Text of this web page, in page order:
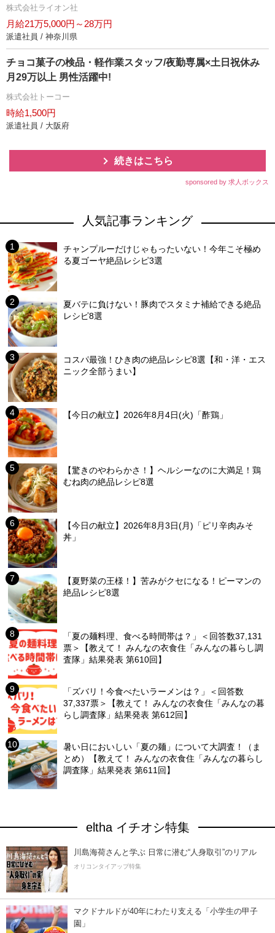
株式会社ライオン社
月給21万5,000円～28万円
派遣社員 / 神奈川県
チョコ菓子の検品・軽作業スタッフ/夜勤専属×土日祝休み
月29万以上 男性活躍中!
株式会社トーコー
時給1,500円
派遣社員 / 大阪府
続きはこちら
sponsored by 求人ボックス
人気記事ランキング
チャンプルーだけじゃもったいない！今年こそ極め
る夏ゴーヤ絶品レシピ3選
夏バテに負けない！豚肉でスタミナ補給できる絶品
レシピ8選
コスパ最強！ひき肉の絶品レシピ8選【和・洋・エス
ニック全部うまい】
【今日の献立】2026年8月4日(火)「酢鶏」
【驚きのやわらかさ！】ヘルシーなのに大満足！鶏
むね肉の絶品レシピ8選
【今日の献立】2026年8月3日(月)「ピリ辛肉みそ
丼」
【夏野菜の王様！】苦みがクセになる！ピーマンの
絶品レシピ8選
「夏の麺料理、食べる時間帯は？」＜回答数37,131
票＞【教えて！ みんなの衣食住「みんなの暮らし調
査隊」結果発表 第610回】
「ズバリ！今食べたいラーメンは？」＜回答数
37,337票＞【教えて！ みんなの衣食住「みんなの暮
らし調査隊」結果発表 第612回】
暑い日においしい「夏の麺」について大調査！（ま
とめ）【教えて！ みんなの衣食住「みんなの暮らし
調査隊」結果発表 第611回】
eltha イチオシ特集
川島海荷さんと学ぶ 日常に潜む“人身取引”のリアル
オリコンタイアップ特集
マクドナルドが40年にわたり支える「小学生の甲子
園」